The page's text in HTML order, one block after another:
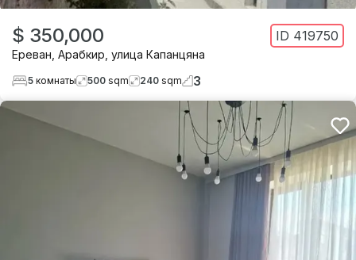
$ 350,000 ID 419750
Ереван Арабкир улица Капанцяна
5 комнаты 500 sqm 240 sqm 3